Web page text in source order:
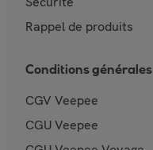
Rappel de produits
Conditions générales
CGV Veepee
CGU Veepee